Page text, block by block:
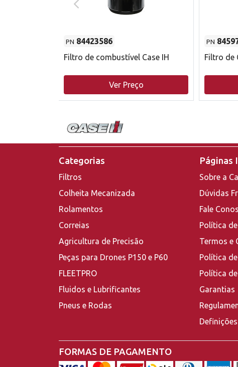
PN 84423586
Filtro de combustível Case IH
Ver Preço
PN
Filtro de
Categorias
Filtros
Colheita Mecanizada
Rolamentos
Correias
Agricultura de Precisão
Peças para Drones P150 e P60
FLEETPRO
Fluidos e Lubrificantes
Pneus e Rodas
Páginas
Sobre a
Dúvidas
Fale
Política
Termos e
Política
Política
Garantias
FORMAS DE PAGAMENTO